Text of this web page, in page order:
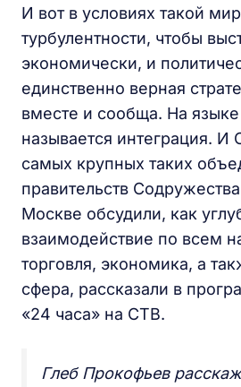
И вот в условиях такой
турбулентности, чтобы
экономически, и
единственно верная
вместе и сообща. На
называется интеграция. И
самых крупных таких
правительств
Москве обсудили, как
взаимодействие по всем
торговля, экономика, а
сфера, рассказали в
«24 часа» на СТВ.
Глеб Прокофьев